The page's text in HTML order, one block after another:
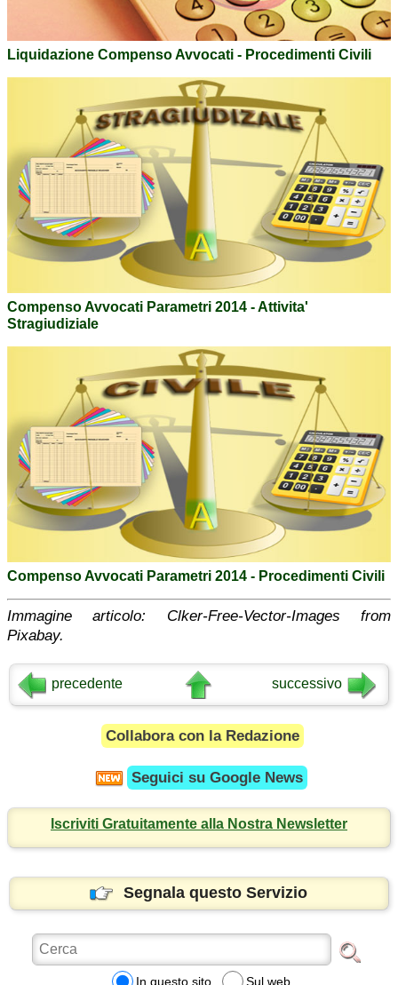
Liquidazione Compenso Avvocati - Procedimenti Civili
Compenso Avvocati Parametri 2014 - Attivita'
Stragiudiziale
Compenso Avvocati Parametri 2014 - Procedimenti Civili
Immagine articolo: Clker-Free-Vector-Images from
Pixabay.
precedente successivo
Collabora con la Redazione
Seguici su Google News
Iscriviti Gratuitamente alla Nostra Newsletter
Segnala questo Servizio
In questo sito Sul web